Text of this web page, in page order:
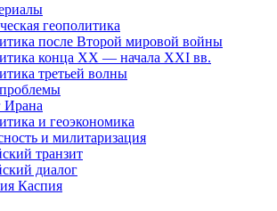
геополитика
после Второй мировой войны
конца XX — начала XXI вв.
третьей волны
Ирана
и геоэкономика
и милитаризация
транзит
диалог
Каспия